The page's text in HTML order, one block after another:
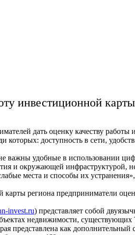
инвестиционной
дать оценку качеству
доступность в сети,
удобные в использовании
и окружающей инфраструктурой,
места и способы их
карты региона предприниматели
invest.ru) представляет собой
недвижимости,
представлена как дополнительный